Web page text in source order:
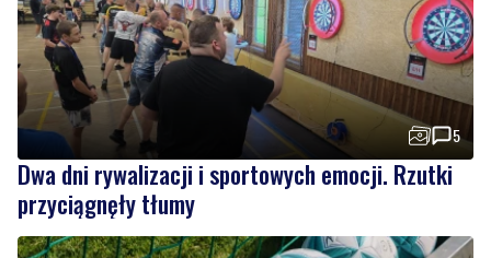
5
Dwa dni rywalizacji i sportowych emocji. Rzutki
przyciągnęły tłumy